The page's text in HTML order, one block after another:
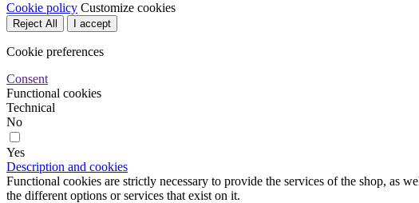
Cookie policy Customize cookies
Reject All I accept
Cookie preferences
Consent
Functional cookies
Technical
No
Yes
Description and cookies
Functional cookies are strictly necessary to provide the services of the shop, as
the different options or services that exist on it.